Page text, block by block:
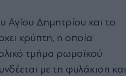
Αγίου Δημητρίου και το
κρύπτη, η οποία
τμήμα ρωμαϊκού
με τη φυλάκιση και